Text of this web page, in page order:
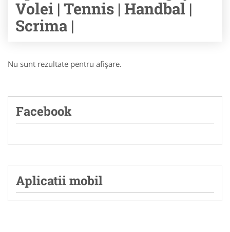
Volei | Tennis | Handbal |
Scrima |
Nu sunt rezultate pentru afişare.
Facebook
Aplicatii mobil